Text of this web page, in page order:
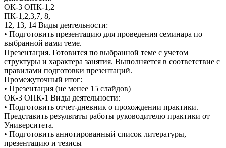
ОК-3 ОПК-1,2
ПК-1,2,3,7, 8,
12, 13, 14 Виды деятельности:
• Подготовить презентацию для проведения семинара по
выбранной вами теме.
Презентация. Готовится по выбранной теме с учетом
структуры и характера занятия. Выполняется в соответствие с
правилами подготовки презентаций.
Промежуточный итог:
• Презентация (не менее 15 слайдов)
ОК-3 ОПК-1 Виды деятельности:
• Подготовить отчет-дневник о прохождении практики.
Представить результаты работы руководителю практики от
Университета.
• Подготовить аннотированный список литературы,
презентацию и тезисы